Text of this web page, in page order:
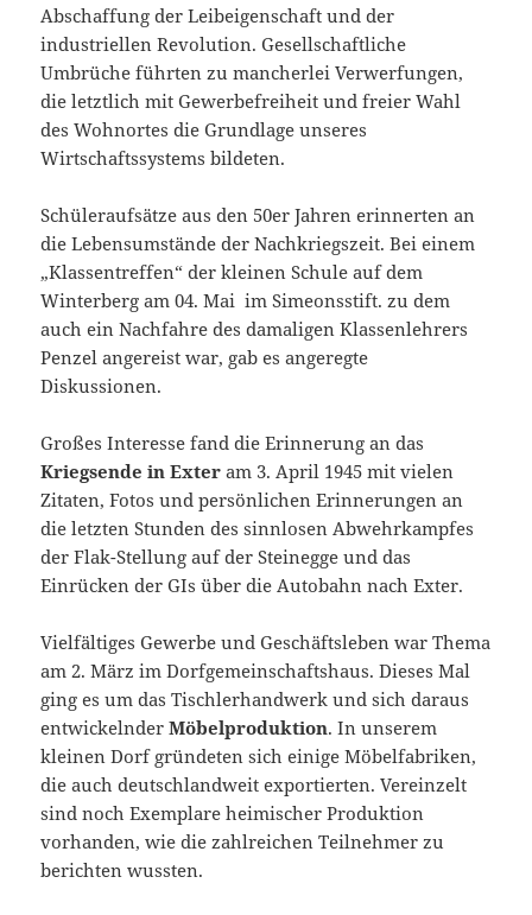
Abschaffung der Leibeigenschaft und der
industriellen Revolution. Gesellschaftliche
Umbrüche führten zu mancherlei Verwerfungen,
die letztlich mit Gewerbefreiheit und freier Wahl
des Wohnortes die Grundlage unseres
Wirtschaftssystems bildeten.
Schüleraufsätze aus den 50er Jahren erinnerten an
die Lebensumstände der Nachkriegszeit. Bei einem
„Klassentreffen“ der kleinen Schule auf dem
Winterberg am 04. Mai im Simeonsstift. zu dem
auch ein Nachfahre des damaligen Klassenlehrers
Penzel angereist war, gab es angeregte
Diskussionen.
Großes Interesse fand die Erinnerung an das
Kriegsende in Exter am 3. April 1945 mit vielen
Zitaten, Fotos und persönlichen Erinnerungen an
die letzten Stunden des sinnlosen Abwehrkampfes
der Flak-Stellung auf der Steinegge und das
Einrücken der GIs über die Autobahn nach Exter.
Vielfältiges Gewerbe und Geschäftsleben war Thema
am 2. März im Dorfgemeinschaftshaus. Dieses Mal
ging es um das Tischlerhandwerk und sich daraus
entwickelnderMöbelproduktion. In unserem
kleinen Dorf gründeten sich einige Möbelfabriken,
die auch deutschlandweit exportierten. Vereinzelt
sind noch Exemplare heimischer Produktion
vorhanden, wie die zahlreichen Teilnehmer zu
berichten wussten.